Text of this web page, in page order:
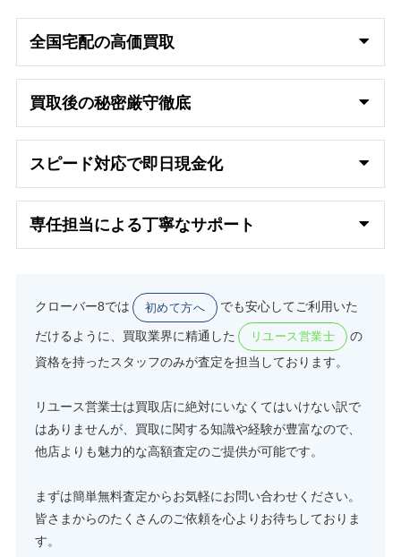
全国宅配の高価買取
買取後の秘密厳守徹底
スピード対応で即日 現金化
専任担当による丁寧なサポート
クローバー8では 初めて方へ でも安心してご利用いた
だけるように、買取業界に精通した リユース営業士
の
資格を持ったスタッフのみが査定を担当しております。
リユース営業士は買取店に絶対にいなくてはいけない訳で
はありませんが、買取に関する知識や経験が豊富なので、
他店よりも魅力的な高額査定のご提供が可能です。
まずは簡単無料査定からお気軽にお問い合わせください。
皆さまからのたくさんのご依頼を心よりお待ちしておりま
す。